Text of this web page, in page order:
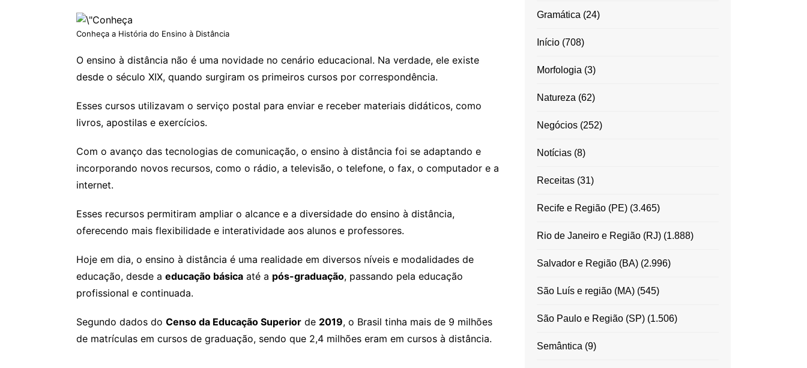
Conheça a História do Ensino à Distância
O ensino à distância não é uma novidade no cenário educacional. Na verdade, ele existe
desde o século XIX, quando surgiram os primeiros cursos por correspondência.
Esses cursos utilizavam o serviço postal para enviar e receber materiais didáticos, como
livros, apostilas e exercícios.
Com o avanço das tecnologias de comunicação, o ensino à distância foi se adaptando e
incorporando novos recursos, como o rádio, a televisão, o telefone, o fax, o computador e a
internet.
Esses recursos permitiram ampliar o alcance e a diversidade do ensino à distância,
oferecendo mais flexibilidade e interatividade aos alunos e professores.
Hoje em dia, o ensino à distância é uma realidade em diversos níveis e modalidades de
educação, desde a educação básica até a pós-graduação, passando pela educação
profissional e continuada.
Segundo dados do Censo da Educação Superior de 2019, o Brasil tinha mais de 9 milhões
de matrículas em cursos de graduação, sendo que 2,4 milhões eram em cursos à distância.
Gramática (24)
Início(708)
Morfologia (3)
Natureza (62)
Negócios(252)
Notícias(8)
Receitas(31)
Recife e Região (PE)(3.465)
Rio de Janeiro e Região (RJ)(1.888)
Salvador e Região (BA)(2.996)
São Luís e região (MA)(545)
São Paulo e Região (SP)(1.506)
Semântica (9)